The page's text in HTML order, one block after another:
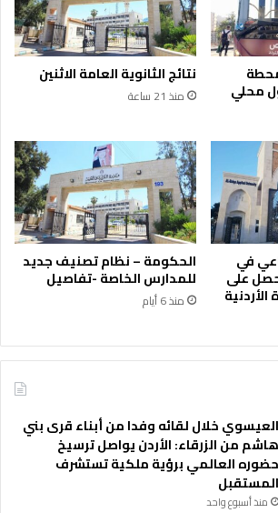
محلي
نتائج الثانوية العامة الاثنين
منذ 21 ساعة
في
على
الحكومة – نظام تصنيف جديد
للمدارس الخاصة -تفاصيل
منذ 6 أيام
العيسوي خلال لقائه وفدا من أبناء قرى بني
هاشم من الزرقاء: الأردن يواصل ترسيخ
حضوره العالمي برؤية ملكية تستشرف
المستقبل
منذ أسبوع واحد